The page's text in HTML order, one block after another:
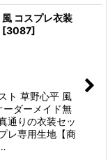
コスプレ衣装
[3087]
ト 草野心平 風
ーダーメイド無
通りの衣装セッ
専用生地【商